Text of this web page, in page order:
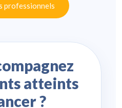
professionnels
atteints
?